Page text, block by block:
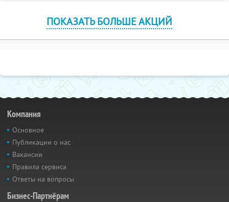
ПОКАЗАТЬ БОЛЬШЕ АКЦИЙ
Компания
Основное
Публикации о нас
Вакансии
Правила сервиса
Ответы на вопросы
Бизнес-Партнёрам